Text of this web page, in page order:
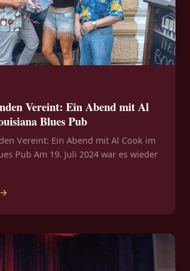
Vereint: Ein Abend mit Al
Blues Pub
Vereint: Ein Abend mit Al Cook im
Pub Am 19. Juli 2024 war es wieder